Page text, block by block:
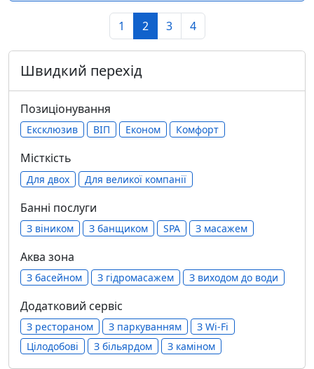
1 2 3 4
Швидкий перехід
Позиціонування
Ексклюзив ВІП Економ Комфорт
Місткість
Для двох Для великої компанії
Банні послуги
З віником З банщиком SPA З масажем
Аква зона
З басейном З гідромасажем З виходом до води
Додатковий сервіс
З рестораном З паркуванням
З Wi-Fi
Цілодобові
З більярдом З каміном